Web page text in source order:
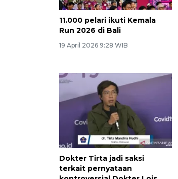
11.000 pelari ikuti Kemala
Run 2026 di Bali
19 April 2026 9:28 WIB
Dokter Tirta jadi saksi
terkait pernyataan